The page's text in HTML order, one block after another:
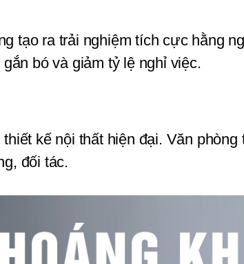
tạo ra trải nghiệm tích cực hằng
bó và giảm tỷ lệ nghỉ việc.
kế nội thất hiện đại. Văn phòng
đối tác.